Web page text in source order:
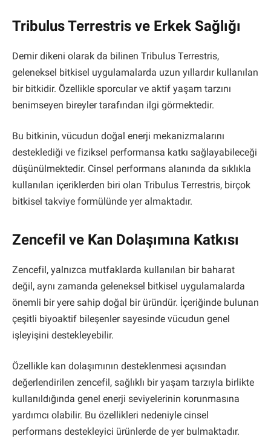
Tribulus Terrestris ve Erkek Sağlığı
Demir dikeni olarak da bilinen Tribulus Terrestris,
geleneksel bitkisel uygulamalarda uzun yıllardır kullanılan
bir bitkidir. Özellikle sporcular ve aktif yaşam tarzını
benimseyen bireyler tarafından ilgi görmektedir.
Bu bitkinin, vücudun doğal enerji mekanizmalarını
desteklediği ve fiziksel performansa katkı sağlayabileceği
düşünülmektedir. Cinsel performans alanında da sıklıkla
kullanılan içeriklerden biri olan Tribulus Terrestris, birçok
bitkisel takviye formülünde yer almaktadır.
Zencefil ve Kan Dolaşımına Katkısı
Zencefil, yalnızca mutfaklarda kullanılan bir baharat
değil, aynı zamanda geleneksel bitkisel uygulamalarda
önemli bir yere sahip doğal bir üründür. İçeriğinde bulunan
çeşitli biyoaktif bileşenler sayesinde vücudun genel
işleyişini destekleyebilir.
Özellikle kan dolaşımının desteklenmesi açısından
değerlendirilen zencefil, sağlıklı bir yaşam tarzıyla birlikte
kullanıldığında genel enerji seviyelerinin korunmasına
yardımcı olabilir. Bu özellikleri nedeniyle cinsel
performans destekleyici ürünlerde de yer bulmaktadır.